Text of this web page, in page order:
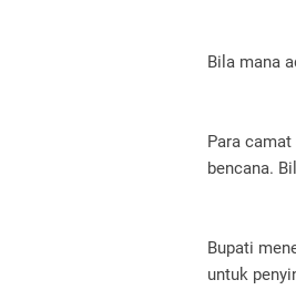
Bila mana
Para
bencana.
Bupati
untuk